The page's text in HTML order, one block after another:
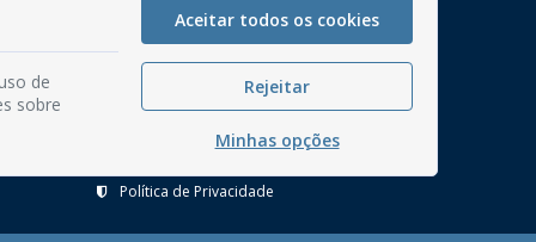
Perguntas frequentes
Manual de Navegação
Serviços Internos
Política de Privacidade
de
sobre
Aceitar todos os cookies
Rejeitar
Minhas opções